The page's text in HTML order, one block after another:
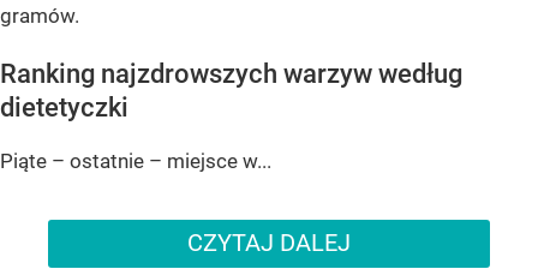
gramów.
Ranking najzdrowszych warzyw według
dietetyczki
Piąte – ostatnie – miejsce w...
CZYTAJ DALEJ